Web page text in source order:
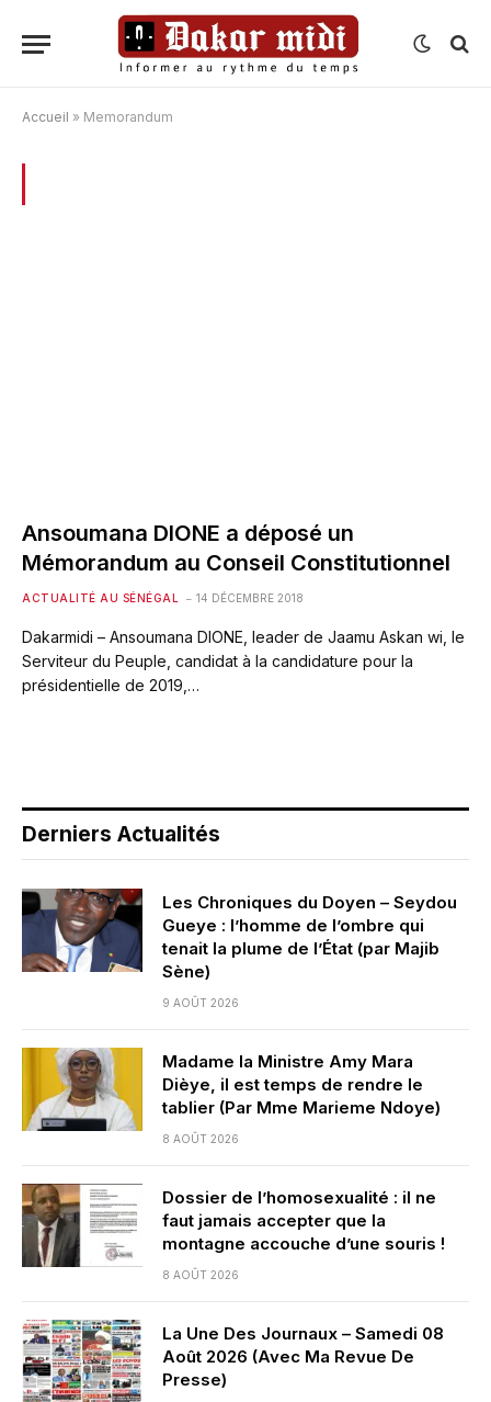
Accueil » Memorandum
Ansoumana DIONE a déposé un
Mémorandum au Conseil Constitutionnel
ACTUALITÉ AU SÉNÉGAL 14 DÉCEMBRE 2018
Dakarmidi – Ansoumana DIONE, leader de Jaamu Askan wi, le
Serviteur du Peuple, candidat à la candidature pour la
présidentielle de 2019,…
Derniers Actualités
Les Chroniques du Doyen – Seydou
Gueye : l’homme de l’ombre qui
tenait la plume de l’État (par Majib
Sène)
9 AOÛT 2026
Madame la Ministre Amy Mara
Dièye, il est temps de rendre le
tablier (Par Mme Marieme Ndoye)
8 AOÛT 2026
Dossier de l’homosexualité : il ne
faut jamais accepter que la
montagne accouche d’une souris !
8 AOÛT 2026
La Une Des Journaux – Samedi 08
Août 2026 (Avec Ma Revue De
Presse)